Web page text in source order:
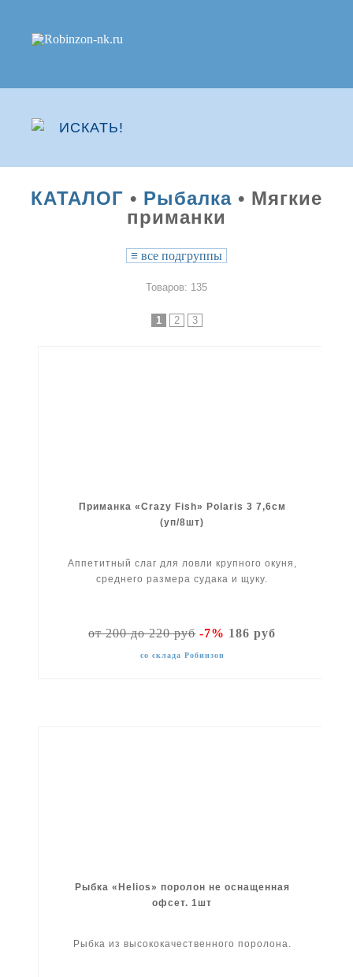
КАТАЛОГ • Рыбалка • Мягкие
приманки
≡ все подгруппы
Товаров: 135
1 2 3
Приманка «Crazy Fish» Polaris 3 7,6см
(уп/8шт)
Аппетитный слаг для ловли крупного окуня,
среднего размера судака и щуку.
от 200 до 220 руб-7% 186 руб
со склада Робинзон
Рыбка «Helios» поролон не оснащенная
офсет. 1шт
Рыбка из высококачественного поролона.